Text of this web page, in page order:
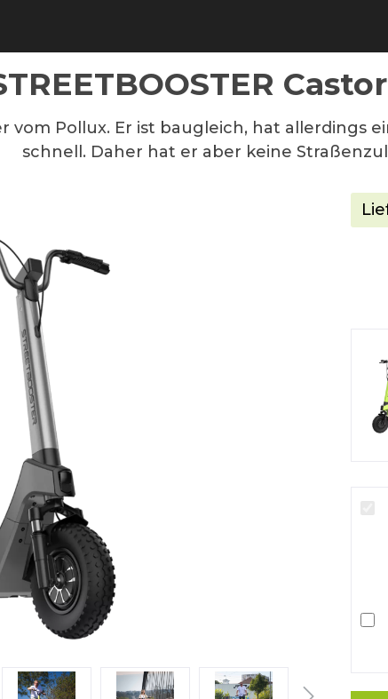
vom Pollux. Er ist baugleich, hat allerdings
schnell. Daher hat er aber keine